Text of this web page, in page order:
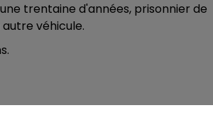
trentaine d'années, prisonnier de
véhicule.